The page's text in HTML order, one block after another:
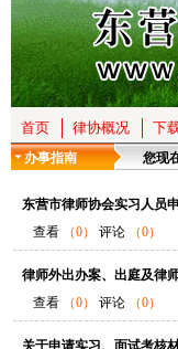
首页 律协概况 下
办事指南 您现
东营市律师协会实习人员
查看
（0） 评论 （0）
律师外出办案、出庭及律
查看
（0） 评论 （0）
关于申请实习、面试考核